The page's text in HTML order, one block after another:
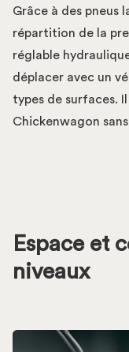
Grâce à des pneus
répartition de la
réglable
déplacer avec un
types de surfaces.
Chickenwagon
Espace et
niveaux